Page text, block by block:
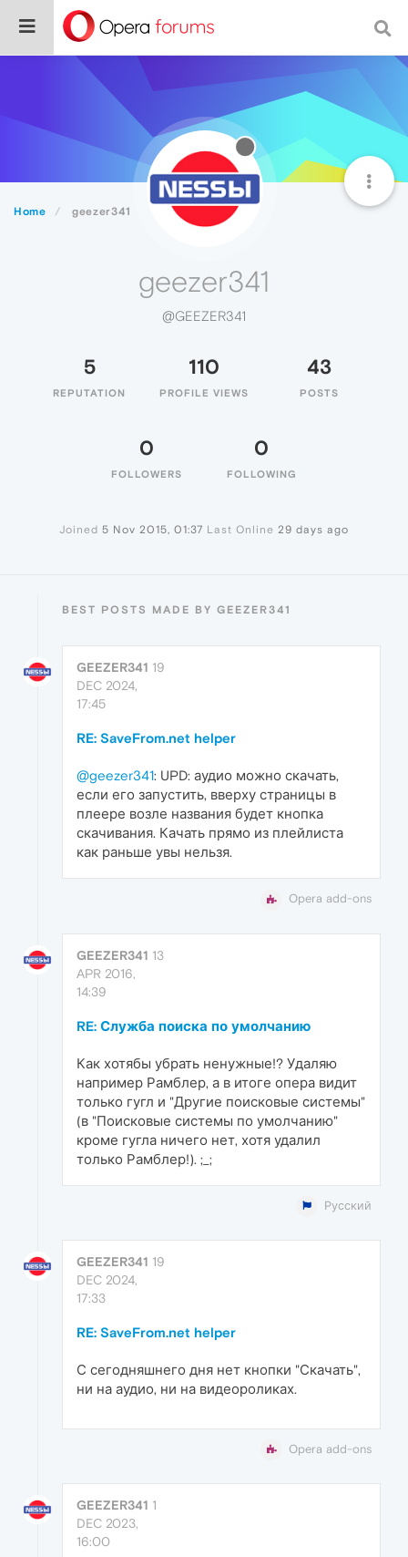
Home geezer341
geezer341
@GEEZER341
5
REPUTATION
110
PROFILE VIEWS
43
POSTS
0
FOLLOWERS
0
FOLLOWING
Joined 5 Nov 2015, 01:37 Last Online 29 days ago
BEST POSTS MADE BY GEEZER341
GEEZER341 19
DEC 2024,
17:45
RE: SaveFrom.net helper
@geezer341: UPD: аудио можно скачать,
если его запустить, вверху страницы в
плеере возле названия будет кнопка
скачивания. Качать прямо из плейлиста
как раньше увы нельзя.
Opera add-ons
GEEZER341 13
APR 2016,
14:39
RE: Служба поиска по умолчанию
Как хотябы убрать ненужные!? Удаляю
например Рамблер, а в итоге опера видит
только гугл и "Другие поисковые системы"
(в "Поисковые системы по умолчанию"
кроме гугла ничего нет, хотя удалил
только Рамблер!). ;_;
Русский
GEEZER341 19
DEC 2024,
17:33
RE: SaveFrom.net helper
С сегодняшнего дня нет кнопки "Скачать",
ни на аудио, ни на видеороликах.
Opera add-ons
GEEZER341 1
DEC 2023,
16:00